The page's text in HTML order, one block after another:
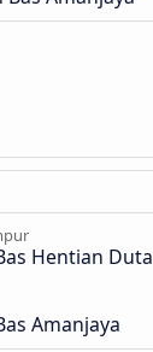
Hentian Duta
Amanjaya